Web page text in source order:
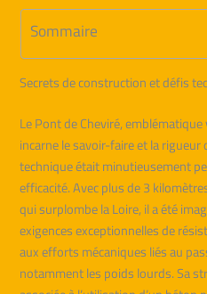
Sommaire
Secrets de construction et défis
Le Pont de Cheviré,
incarne le savoir-faire et la
technique était minutieusement
efficacité. Avec plus de 3
qui surplombe la Loire, il a été
exigences exceptionnelles de
aux efforts mécaniques liés au
notamment les poids lourds. Sa